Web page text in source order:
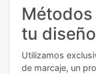
tu diseño
Utilizamos
de marcaje, un